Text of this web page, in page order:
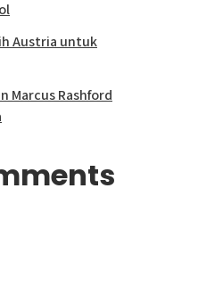
Austria untuk
Marcus Rashford